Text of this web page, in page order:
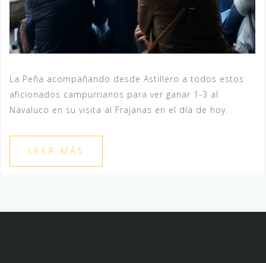
La Peña acompañando desde Astillero a todos estos
aficionados campurrianos para ver ganar 1-3 al
Navaluco en su visita al Frajanas en el día de hoy.
LEER MÁS